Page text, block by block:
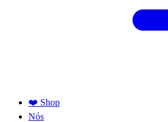
❤️ Shop
Nós